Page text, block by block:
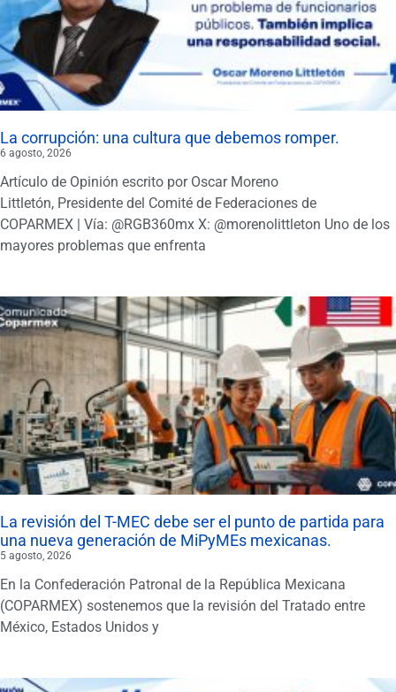
La corrupción: una cultura que debemos romper.
6 agosto, 2026
Artículo de Opinión escrito por Oscar Moreno
Littletón, Presidente del Comité de Federaciones de
COPARMEX | Vía: @RGB360mx X: @morenolittleton Uno de los
mayores problemas que enfrenta
La revisión del T-MEC debe ser el punto de partida para
una nueva generación de MiPyMEs mexicanas.
5 agosto, 2026
En la Confederación Patronal de la República Mexicana
(COPARMEX) sostenemos que la revisión del Tratado entre
México, Estados Unidos y